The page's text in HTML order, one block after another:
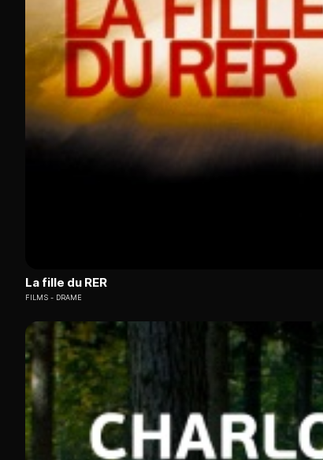
La fille du RER
FILMS DRAME